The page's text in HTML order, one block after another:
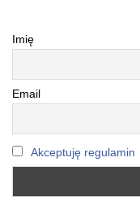
Imię
Email
Akceptuję regulamin